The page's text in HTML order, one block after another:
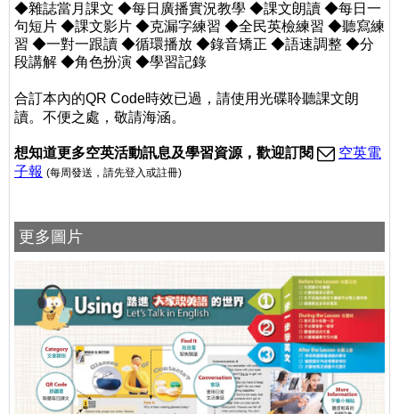
◆雜誌當月課文 ◆每日廣播實況教學 ◆課文朗讀 ◆每日一
句短片 ◆課文影片 ◆克漏字練習 ◆全民英檢練習 ◆聽寫練
習 ◆一對一跟讀 ◆循環播放 ◆錄音矯正 ◆語速調整 ◆分
段講解 ◆角色扮演 ◆學習記錄
合訂本內的QR Code時效已過， 請使用光碟聆聽課文朗
讀。不便之處，敬請海涵。
想知道更多空英活動訊息及學習資源，歡迎訂閱
空英電
子報 (每周發送 ，請先登入或註冊)
更多圖片